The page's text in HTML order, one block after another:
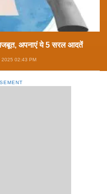
अपनाएं ये 5 सरल आदतें
2025 02:43 PM